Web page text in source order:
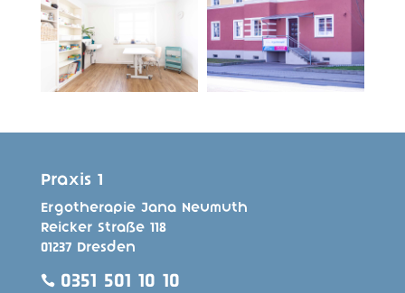
Praxis 1
Ergotherapie Jana Neumuth
Reicker Straße 118
01237 Dresden
 0351 501 10 10